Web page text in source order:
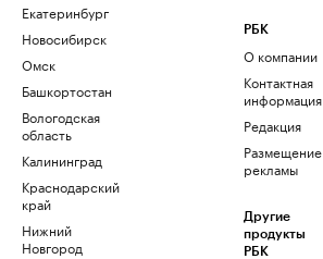
Екатеринбург
Новосибирск
Омск
Башкортостан
Вологодская
область
Калининград
Краснодарский
край
Нижний
Новгород
РБК
О компании
Контактная
информация
Редакция
Размещение
рекламы
Другие
продукты
РБК